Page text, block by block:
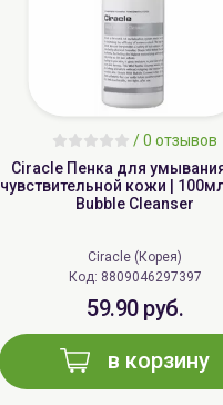
/0 отзывов
Ciracle Пенка для
чувствительной кожи |
Bubble Cleanser
Ciracle (Корея)
Код: 8809046297397
59.90 руб.
в корзину